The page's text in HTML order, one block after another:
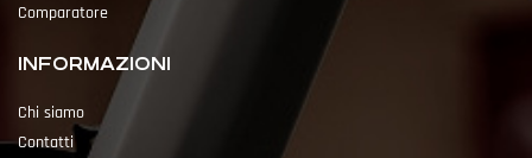
Comparatore
INFORMAZIONI
Chi siamo
Contatti